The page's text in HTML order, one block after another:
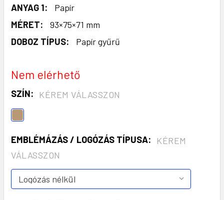
ANYAG 1:
Papír
MÉRET:
93×75×71 mm
DOBOZ TÍPUS:
Papír gyűrű
Nem elérhető
SZÍN: KÉREM VÁLASSZON
EMBLÉMÁZÁS / LOGÓZÁS TÍPUSA:
KÉREM
VÁLASSZON